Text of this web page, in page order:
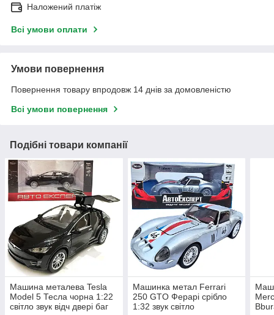
Наложений платіж
Всі умови оплати
Умови повернення
Повернення товару впродовж 14 днів за домовленістю
Всі умови повернення
Подібні товари компанії
Машина металева Tesla
Model 5 Тесла чорна 1:22
світло звук відч двері баг
Машинка метал Ferrari
250 GTO Ферарі срібло
1:32 звук світло